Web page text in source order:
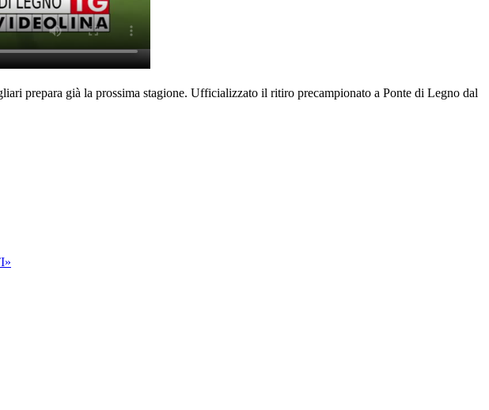
prepara già la prossima stagione. Ufficializzato il ritiro precampionato a Ponte di Legno dal